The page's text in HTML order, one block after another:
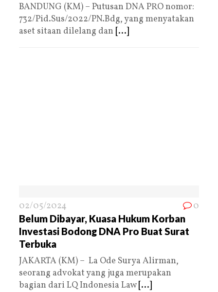
BANDUNG (KM) – Putusan DNA PRO nomor:
732/Pid.Sus/2022/PN.Bdg, yang menyatakan
aset sitaan dilelang dan [...]
02/05/2024 0
Belum Dibayar, Kuasa Hukum Korban
Investasi Bodong DNA Pro Buat Surat
Terbuka
JAKARTA (KM) – La Ode Surya Alirman,
seorang advokat yang juga merupakan
bagian dari LQ Indonesia Law [...]